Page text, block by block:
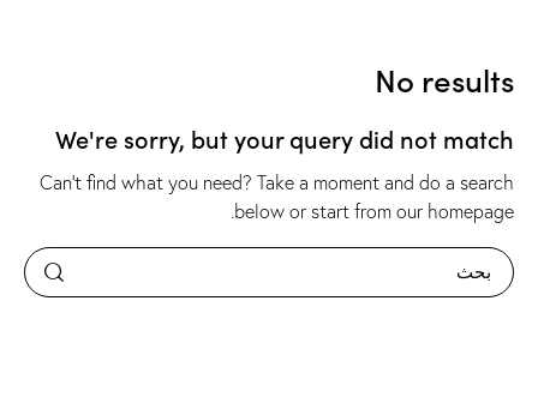
No results
We're sorry, but your query did not match
Can't find what you need? Take a moment and do a search
below or start from our homepage
.